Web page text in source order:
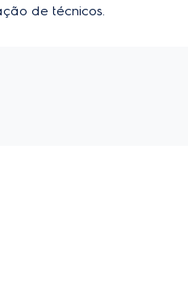
de técnicos.